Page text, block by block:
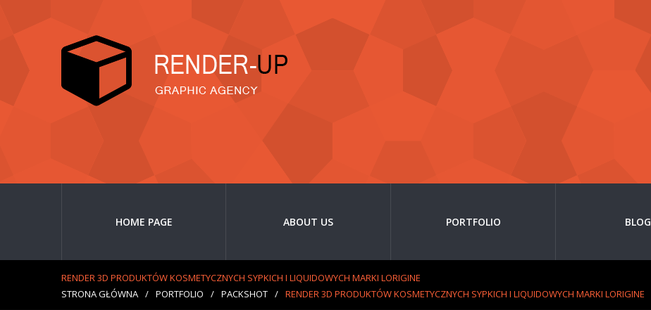
HOME PAGE ABOUT US PORTFOLIO BLOG
RENDER 3D PRODUKTÓW KOSMETYCZNYCH SYPKICH I LIQUIDOWYCH MARKI LORIGINE
STRONA GŁÓWNA / PORTFOLIO / PACKSHOT / RENDER 3D PRODUKTÓW KOSMETYCZNYCH SYPKICH I LIQUIDOWYCH MARKI LORIGINE